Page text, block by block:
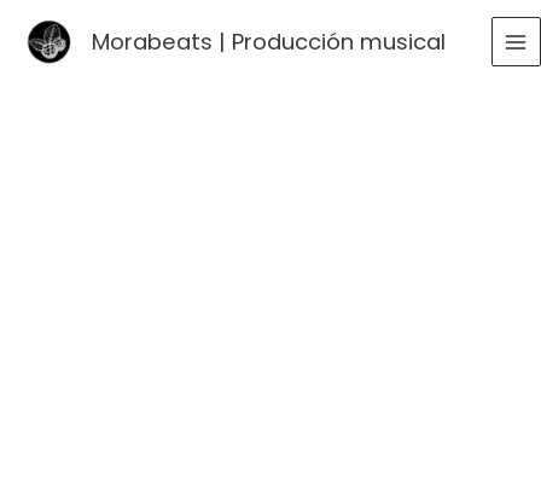
Morabeats | Producción musical